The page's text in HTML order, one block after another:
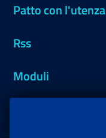
Patto con l'utenza
Rss
Moduli